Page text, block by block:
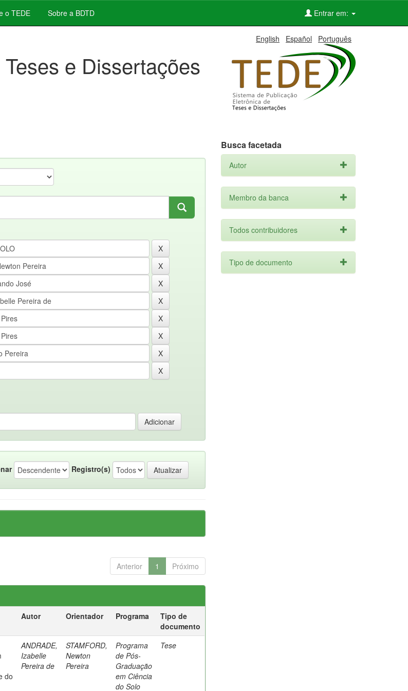
o TEDE Sobre a BDTD Entrar em:
English Español Português
e Dissertações
Registro(s)
Anterior 1 Próximo
Autor Orientador Programa
Tipo de
documento
do
ANDRADE,
Izabelle
Pereira de
STAMFORD,
Newton
Pereira
Programa
de Pós-
Graduação
em Ciência
do Solo
Tese
Busca facetada
Autor
Membro da banca
Todos contribuidores
Tipo de documento